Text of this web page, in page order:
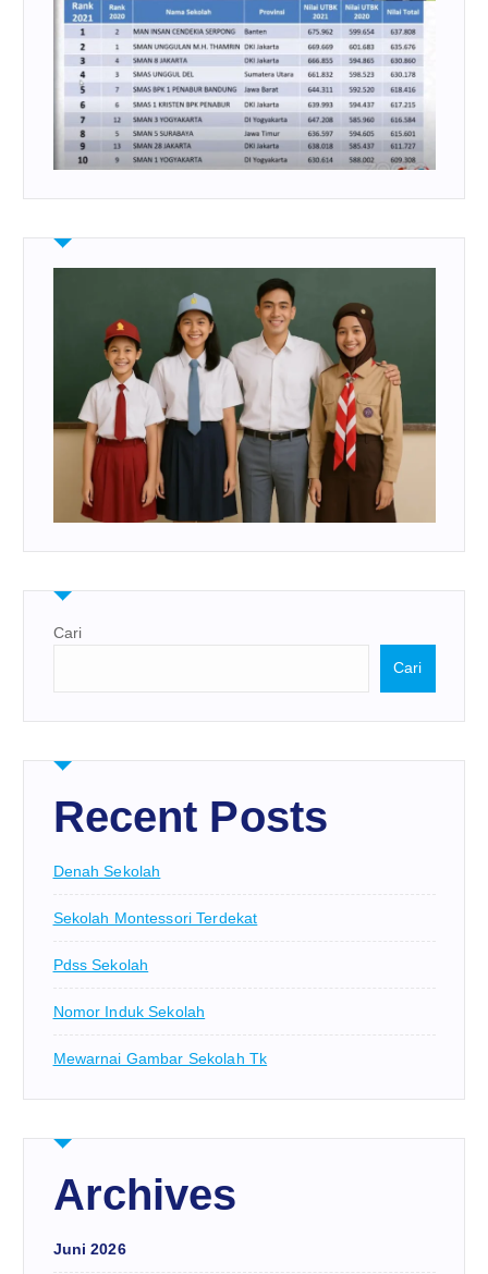
Cari
Cari
Recent Posts
Denah Sekolah
Sekolah Montessori Terdekat
Pdss Sekolah
Nomor Induk Sekolah
Mewarnai Gambar Sekolah Tk
Archives
Juni 2026